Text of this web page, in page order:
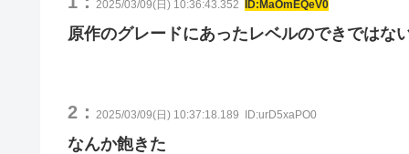
2025/03/09(日) 10:36:43.352 ID:MaOmEQeV0
原作のグレードにあったレベルのできではな
2： 2025/03/09(日) 10:37:18.189 ID:urD5xaPO0
なんか飽きた